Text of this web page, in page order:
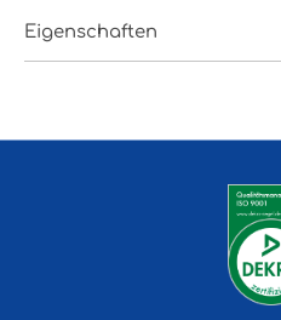
Eigenschaften